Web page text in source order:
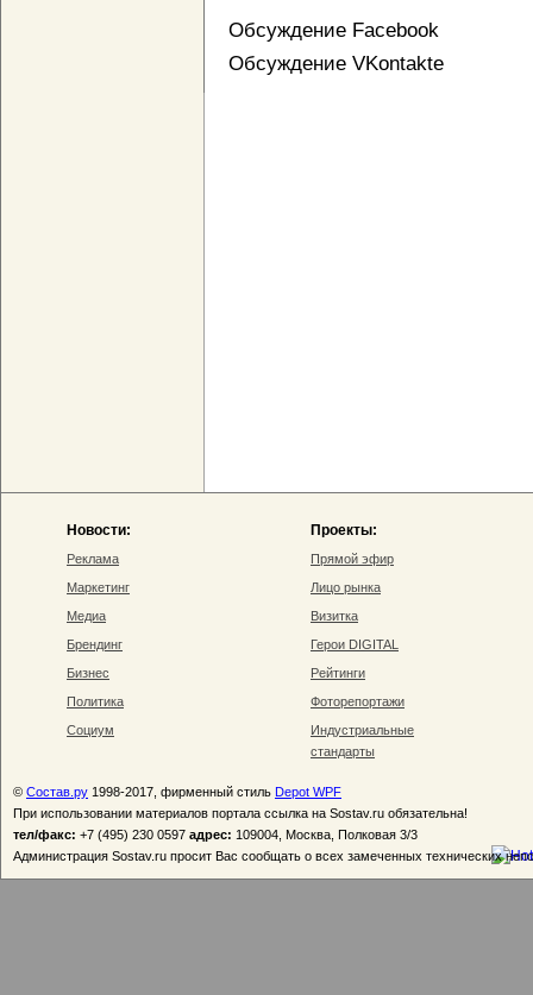
Обсуждение Facebook
Обсуждение VKontakte
Новости:
Реклама
Маркетинг
Медиа
Брендинг
Бизнес
Политика
Социум
Проекты:
Прямой эфир
Лицо рынка
Визитка
Герои DIGITAL
Рейтинги
Фоторепортажи
Индустриальные
стандарты
© Состав.ру 1998-2017, фирменный стиль Depot WPF
При использовании материалов портала ссылка на Sostav.ru обязательна!
тел/факс: +7 (495) 230 0597 адрес: 109004, Москва, Полковая 3/3
Администрация Sostav.ru просит Вас сообщать о всех замеченных технических